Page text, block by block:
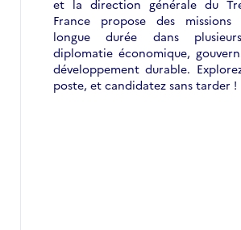
et la direction générale du
France propose des missions
longue durée dans
diplomatie économique,
développement durable.
poste, et candidatez sans tarder !